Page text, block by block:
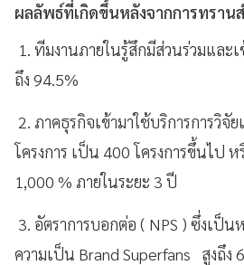
ผลลัพธ์ที่เกิดขึ้นหลังจากการทรา
1. ทีมงานภายในรู้สึกมีส่วนร่วมและ
ถึง 94.5%
2. ภาคธุรกิจเข้ามาใช้บริการการวิจั
โครงการ เป็น 400 โครงการขึ้นไป
1,000 % ภายในระยะ 3 ปี
3. อัตราการบอกต่อ ( NPS ) ซึ่งเป็
ความเป็น Brand Superfans สูงถึง